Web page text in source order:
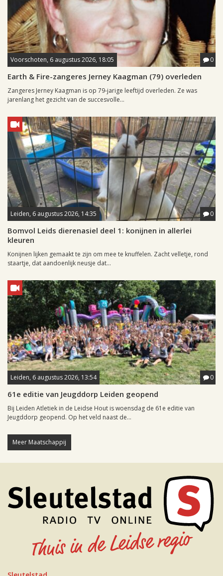
Voorschoten, 6 augustus 2026, 18:05 0
Earth & Fire-zangeres Jerney Kaagman (79) overleden
Zangeres Jerney Kaagman is op 79-jarige leeftijd overleden. Ze was
jarenlang het gezicht van de succesvolle...
Leiden, 6 augustus 2026, 14:35 0
Bomvol Leids dierenasiel deel 1: konijnen in allerlei
kleuren
Konijnen lijken gemaakt te zijn om mee te knuffelen. Zacht velletje, rond
staartje, dat aandoenlijk neusje dat...
Leiden, 6 augustus 2026, 13:54 0
61e editie van Jeugddorp Leiden geopend
Bij Leiden Atletiek in de Leidse Hout is woensdag de 61e editie van
Jeugddorp geopend. Op het veld naast de...
Meer Maatschappij